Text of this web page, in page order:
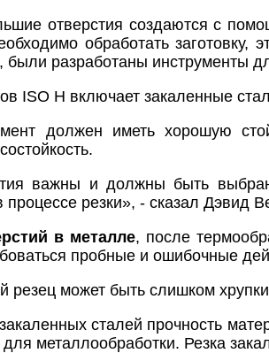
отверстия создаются с
обработать заготовку,
были разработаны инструменты
ISO H включает закаленные
должен иметь хорошую
важны и должны быть
процессе резки», - сказал Дэвид
в металле, после
пробные и ошибочные
резец может быть слишком
сталей прочность
металлообработки. Резка